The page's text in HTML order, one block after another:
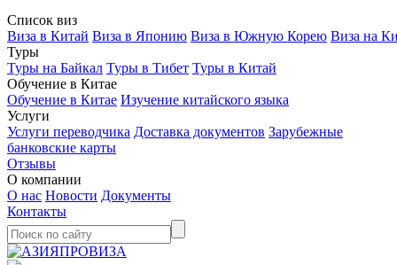
Список виз
Виза в Китай Виза в Японию Виза в Южную Корею Виза на
Туры
Туры на Байкал Туры в Тибет Туры в Китай
Обучение в Китае
Обучение в Китае Изучение китайского языка
Услуги
Услуги переводчика Доставка документов Зарубежные
банковские карты
Отзывы
О компании
О нас Новости Документы
Контакты